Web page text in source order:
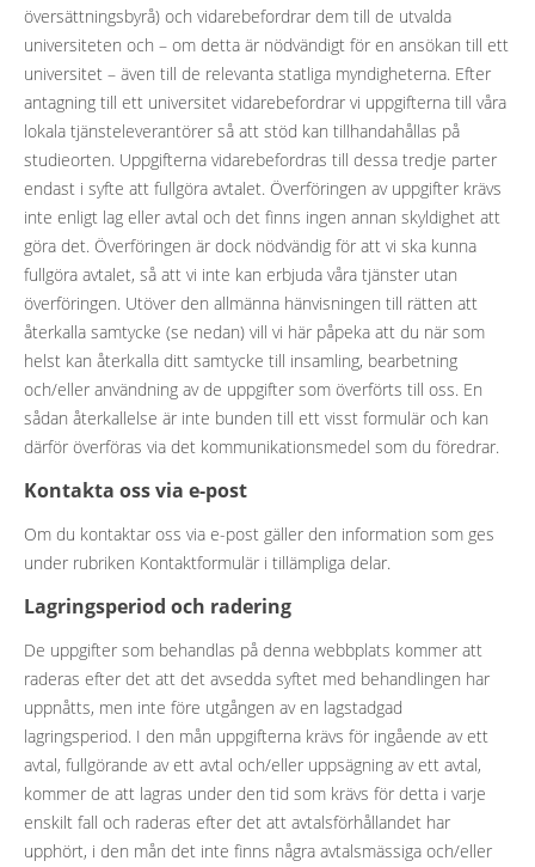
översättningsbyrå) och vidarebefordrar dem till de utvalda
universiteten och – om detta är nödvändigt för en ansökan till ett
universitet – även till de relevanta statliga myndigheterna. Efter
antagning till ett universitet vidarebefordrar vi uppgifterna till våra
lokala tjänsteleverantörer så att stöd kan tillhandahållas på
studieorten. Uppgifterna vidarebefordras till dessa tredje parter
endast i syfte att fullgöra avtalet. Överföringen av uppgifter krävs
inte enligt lag eller avtal och det finns ingen annan skyldighet att
göra det. Överföringen är dock nödvändig för att vi ska kunna
fullgöra avtalet, så att vi inte kan erbjuda våra tjänster utan
överföringen. Utöver den allmänna hänvisningen till rätten att
återkalla samtycke (se nedan) vill vi här påpeka att du när som
helst kan återkalla ditt samtycke till insamling, bearbetning
och/eller användning av de uppgifter som överförts till oss. En
sådan återkallelse är inte bunden till ett visst formulär och kan
därför överföras via det kommunikationsmedel som du föredrar.
Kontakta oss via e-post
Om du kontaktar oss via e-post gäller den information som ges
under rubriken Kontaktformulär i tillämpliga delar.
Lagringsperiod och radering
De uppgifter som behandlas på denna webbplats kommer att
raderas efter det att det avsedda syftet med behandlingen har
uppnåtts, men inte före utgången av en lagstadgad
lagringsperiod. I den mån uppgifterna krävs för ingående av ett
avtal, fullgörande av ett avtal och/eller uppsägning av ett avtal,
kommer de att lagras under den tid som krävs för detta i varje
enskilt fall och raderas efter det att avtalsförhållandet har
upphört, i den mån det inte finns några avtalsmässiga och/eller